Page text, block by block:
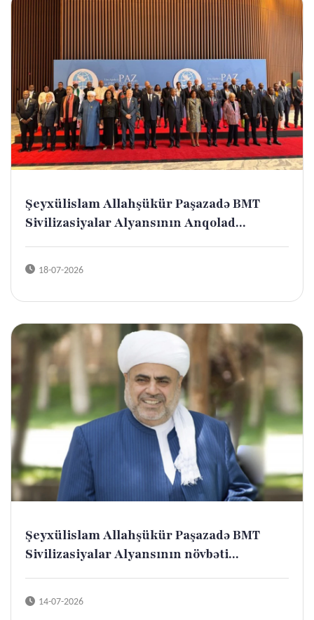
Şeyxülislam Allahşükür Paşazadə BMT
Sivilizasiyalar Alyansının Anqolad...
18-07-2026
Şeyxülislam Allahşükür Paşazadə BMT
Sivilizasiyalar Alyansının növbəti...
14-07-2026